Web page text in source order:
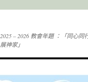
2025 – 2026 教會年題 ：「同心同
展神家」